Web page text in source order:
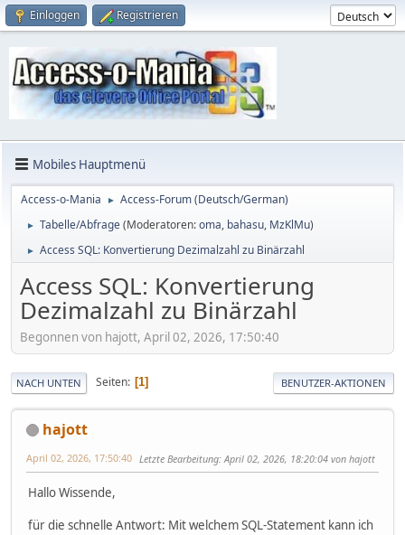
Einloggen Registrieren
Mobiles Hauptmenü
Access-o-Mania ► Access-Forum (Deutsch/German)
► Tabelle/Abfrage(Moderatoren:oma, bahasu, MzKlMu)
► Access SQL: Konvertierung Dezimalzahl zu Binärzahl
Access SQL: Konvertierung
Dezimalzahl zu Binärzahl
Begonnen von hajott, April 02, 2026, 17:50:40
NACH UNTEN Seiten 1 BENUTZER-AKTIONEN
hajott
April 02, 2026, 17:50:40 Letzte Bearbeitung: April 02, 2026, 18:20:04 von hajott
Hallo Wissende,
für die schnelle Antwort: Mit welchem SQL-Statement kann ich